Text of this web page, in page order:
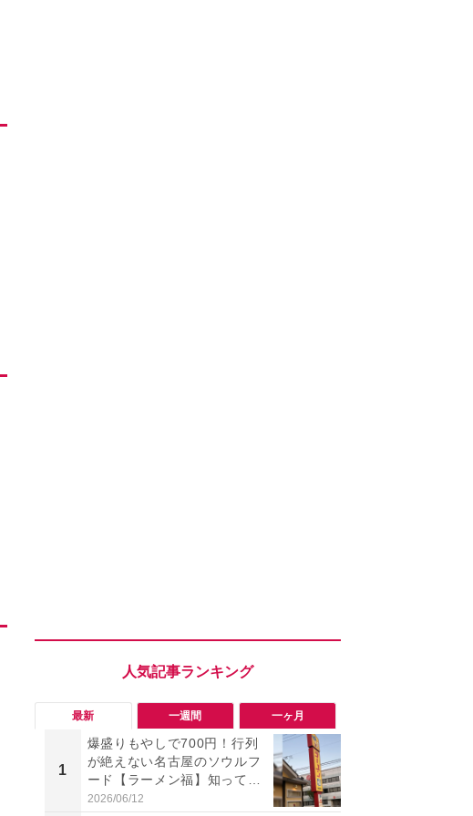
最新 一週間 一ヶ月
1
爆盛りもやしで700円！行列
が絶えない名古屋のソウルフ
ード【ラーメン福】知って
る？
2026/06/12